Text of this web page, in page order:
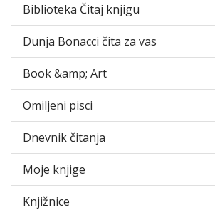
Biblioteka Čitaj knjigu
Dunja Bonacci čita za vas
Book &amp; Art
Omiljeni pisci
Dnevnik čitanja
Moje knjige
Knjižnice